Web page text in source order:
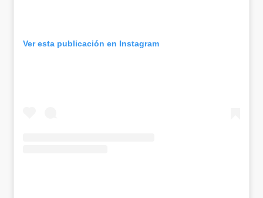
Ver esta publicación en Instagram